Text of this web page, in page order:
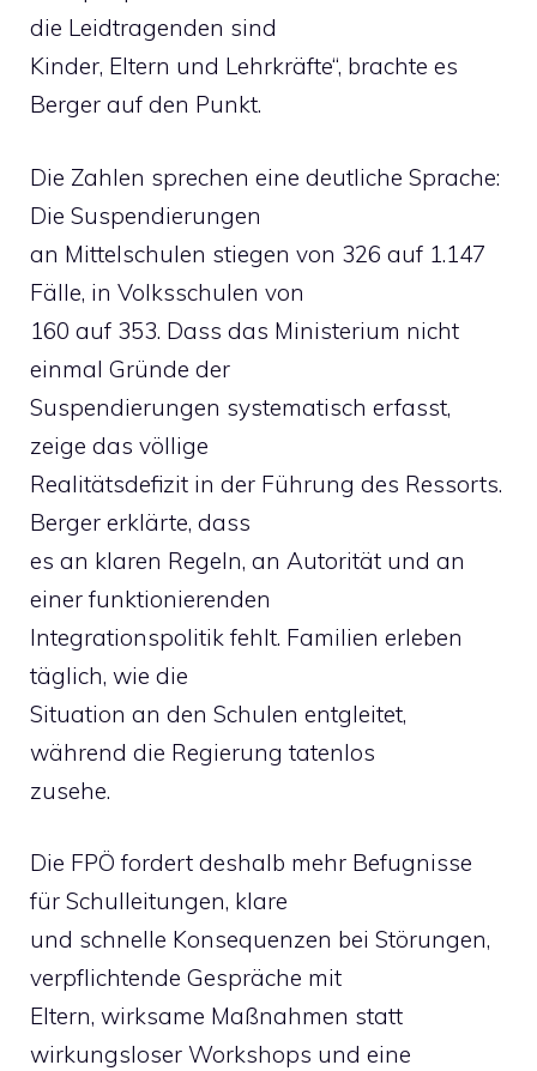
die Leidtragenden sind
Kinder, Eltern und Lehrkräfte“, brachte es
Berger auf den Punkt.
Die Zahlen sprechen eine deutliche Sprache:
Die Suspendierungen
an Mittelschulen stiegen von 326 auf 1.147
Fälle, in Volksschulen von
160 auf 353. Dass das Ministerium nicht
einmal Gründe der
Suspendierungen systematisch erfasst,
zeige das völlige
Realitätsdefizit in der Führung des Ressorts.
Berger erklärte, dass
es an klaren Regeln, an Autorität und an
einer funktionierenden
Integrationspolitik fehlt. Familien erleben
täglich, wie die
Situation an den Schulen entgleitet,
während die Regierung tatenlos
zusehe.
Die FPÖ fordert deshalb mehr Befugnisse
für Schulleitungen, klare
und schnelle Konsequenzen bei Störungen,
verpflichtende Gespräche mit
Eltern, wirksame Maßnahmen statt
wirkungsloser Workshops und eine